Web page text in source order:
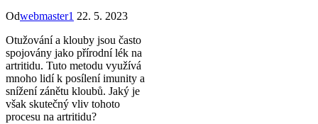
Odwebmaster1 22. 5. 2023
Otužování a klouby jsou často
spojovány jako přírodní lék na
artritidu. Tuto metodu využívá
mnoho lidí k posílení imunity a
snížení zánětu kloubů. Jaký je
však skutečný vliv tohoto
procesu na artritidu?